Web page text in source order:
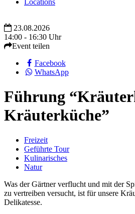
Locations
23.08.2026
14:00 - 16:30 Uhr
Event teilen
Facebook
WhatsApp
Führung
Kräuterküche”
Freizeit
Geführte Tour
Kulinarisches
Natur
Was der Gärtner verflucht und mit der
zu vertreiben versucht, ist für unsere
Delikatesse.